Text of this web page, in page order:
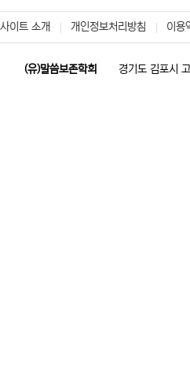
사이트 소개 개인정보처리방침 이용
(유)말씀보존학회 경기도 김포시